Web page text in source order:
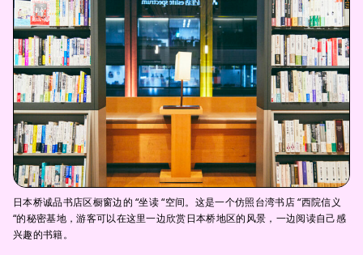
日本桥诚品书店区橱窗边的 “坐读 “空间。这是一个仿照台湾书店 “西院信义
“的秘密基地，游客可以在这里一边欣赏日本桥地区的风景，一边阅读自己感
兴趣的书籍。